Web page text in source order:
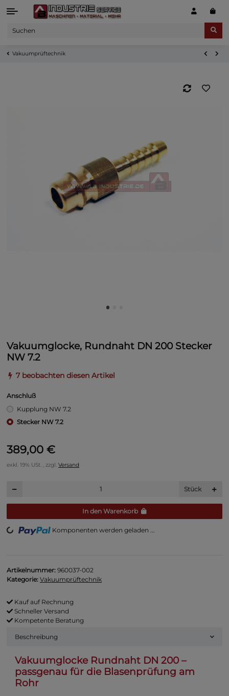
Vakuumprüftechnik
Vakuumglocke, Rundnaht DN 200 Stecker
NW 7.2
7 beobachten diesen Artikel
Anschluß
Kupplung NW 7.2
Stecker NW 7.2
389,00 €
exkl. 19% USt. , zzgl. Versand
Stück
In den Warenkorb
Loading... Komponenten werden geladen ...
Artikelnummer: 960037-002
Kategorie: Vakuumprüftechnik
Kauf auf Rechnung
Schneller Versand
Kompetente Beratung
Beschreibung
Vakuumglocke Rundnaht DN 200 –
passgenau für die Blasenprüfung am
Rohr